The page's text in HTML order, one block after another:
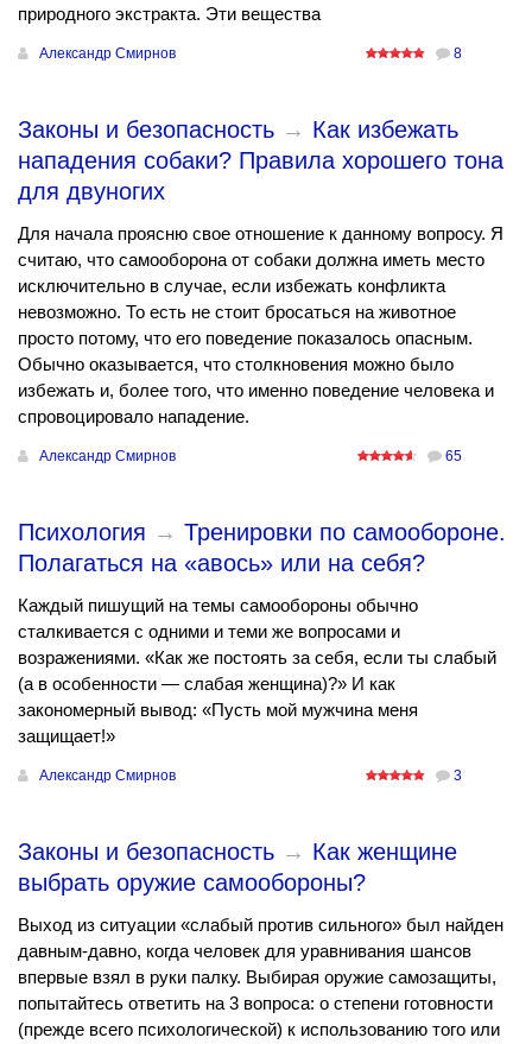
природного экстракта. Эти вещества
Александр Смирнов 8
Законы и безопасность → Как избежать
нападения собаки? Правила хорошего тона
для двуногих
Для начала проясню свое отношение к данному вопросу. Я
считаю, что самооборона от собаки должна иметь место
исключительно в случае, если избежать конфликта
невозможно. То есть не стоит бросаться на животное
просто потому, что его поведение показалось опасным.
Обычно оказывается, что столкновения можно было
избежать и, более того, что именно поведение человека и
спровоцировало нападение.
Александр Смирнов 65
Психология → Тренировки по самообороне.
Полагаться на «авось» или на себя?
Каждый пишущий на темы самообороны обычно
сталкивается с одними и теми же вопросами и
возражениями. «Как же постоять за себя, если ты слабый
(а в особенности — слабая женщина)?» И как
закономерный вывод: «Пусть мой мужчина меня
защищает!»
Александр Смирнов 3
Законы и безопасность → Как женщине
выбрать оружие самообороны?
Выход из ситуации «слабый против сильного» был найден
давным-давно, когда человек для уравнивания шансов
впервые взял в руки палку. Выбирая оружие самозащиты,
попытайтесь ответить на 3 вопроса: о степени готовности
(прежде всего психологической) к использованию того или